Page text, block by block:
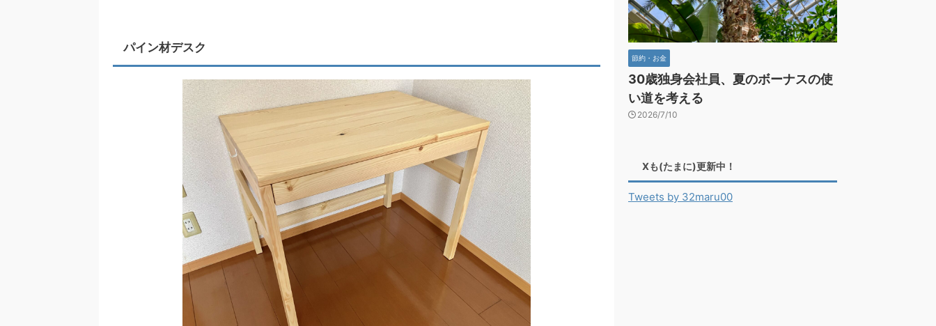
パイン材デスク
節約・お金
30歳独身会社員、夏のボーナスの使
い道を考える
2026/7/10
Xも(たまに)更新中！
Tweets by 32maru00